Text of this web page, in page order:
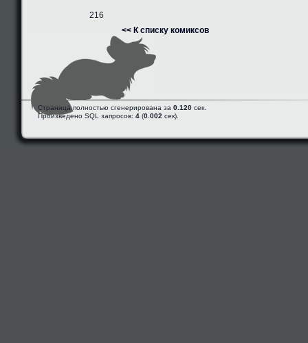
216
<< К списку комиксов
Страница полностью сгенерирована за 0.120 сек.
Произведено SQL запросов: 4 (0.002 сек).